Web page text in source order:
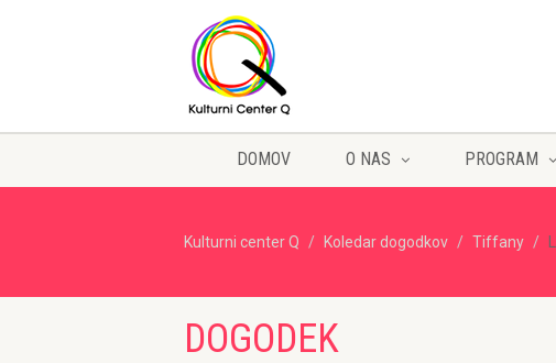
DOMOV O NAS PROGRAM
Kulturni center Q Koledar dogodkov Tiffany
DOGODEK